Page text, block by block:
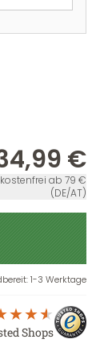
€
ab 79 €
(DE/AT)
: 1-3 Werktage
Shops